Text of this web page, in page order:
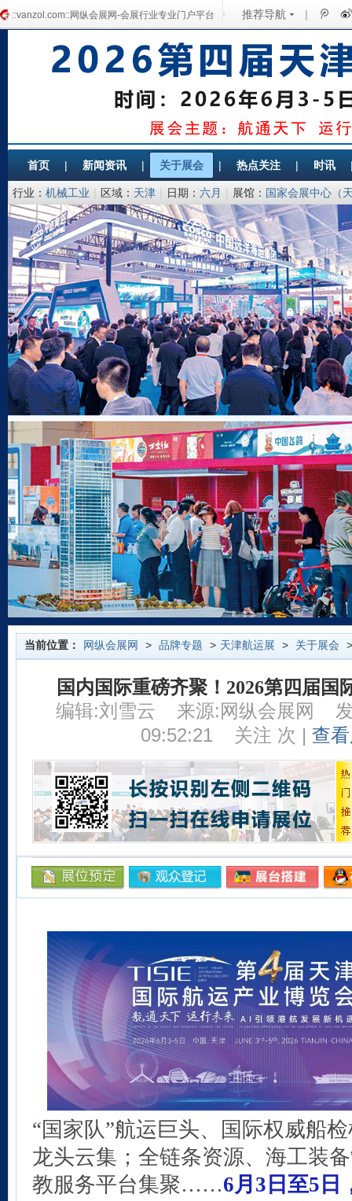
::vanzol.com::网纵会展网-会展行业专业门户平台 推荐导航 |
首页 | 新闻资讯 | 关于展会 | 热点关注 | 时讯
行业： 机械工业 | 区域： 天津 | 日期： 六月 | 展馆： 国家会展中心（
商务局、天津市发展和改革委员会
当前位置： 网纵会展网 > 品牌专题 > 天津航运展 > 关于展会
国内国际重磅齐聚！2026第四届国
编辑:刘雪云
来源:网纵会展网
09:52:21
关注 次 | 查
“国家队”航运巨头、国际权威船
龙头云集；全链条资源、海工装
教服务平台集聚……6月3日至5日